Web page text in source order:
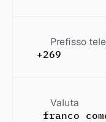
Prefisso
+269
Valuta
franco